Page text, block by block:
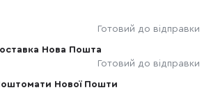
Готовий до відправки
Нова Пошта
Готовий до відправки
Нової Пошти